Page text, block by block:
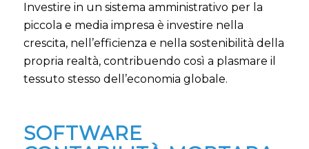
Investire in un sistema amministrativo per la
piccola e media impresa è investire nella
crescita, nell’efficienza e nella sostenibilità della
propria realtà, contribuendo così a plasmare il
tessuto stesso dell’economia globale.
SOFTWARE